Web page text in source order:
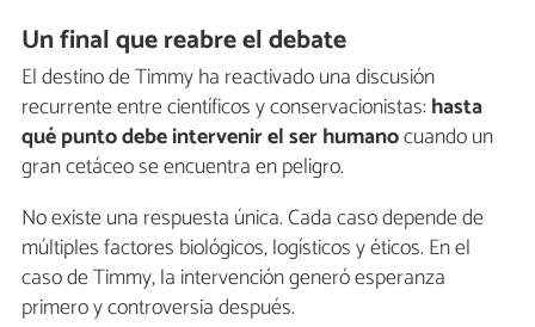
Un final que reabre el debate
El destino de Timmy ha reactivado una discusión
recurrente entre científicos y conservacionistas:hasta
qué punto debe intervenir el ser humanocuando un
gran cetáceo se encuentra en peligro.
No existe una respuesta única. Cada caso depende de
múltiples factores biológicos, logísticos y éticos. En el
caso de Timmy, la intervención generó esperanza
primero y controversia después.